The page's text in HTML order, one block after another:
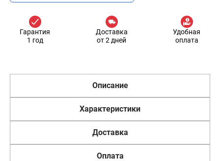
Гарантия
1 год
Доставка
от 2 дней
Удобная
оплата
Описание
Характеристики
Доставка
Оплата